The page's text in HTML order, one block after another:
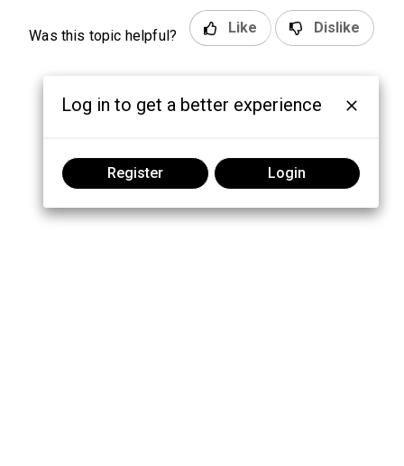
Was this topic helpful? Like Dislike
Log in to get a better experience
Register Login